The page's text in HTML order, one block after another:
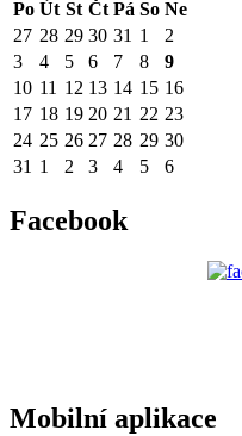
Po Út St Čt Pá So Ne
27 28 29 30 31 1
2
3
4 5 6 7 8
9
10 11 12 13 14 15 16
17 18 19 20 21 22 23
24 25 26 27 28 29 30
31 1 2 3 4 5 6
Facebook
Mobilní aplikace